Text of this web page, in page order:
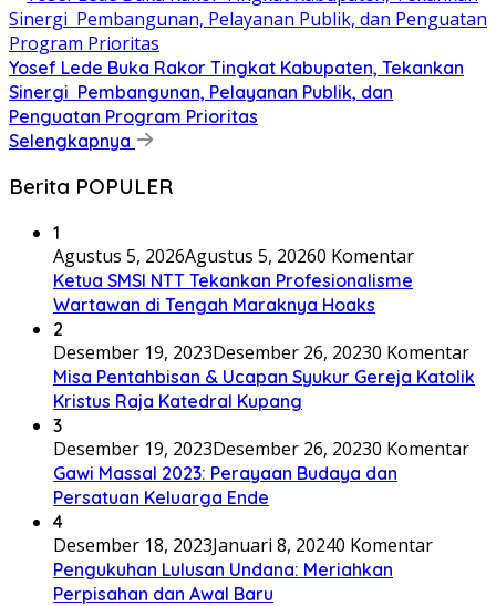
Yosef Lede Buka Rakor Tingkat Kabupaten, Tekankan
Sinergi Pembangunan, Pelayanan Publik, dan
Penguatan Program Prioritas
Selengkapnya
Berita POPULER
1
Agustus 5, 2026Agustus 5, 20260 Komentar
Ketua SMSI NTT Tekankan Profesionalisme
Wartawan di Tengah Maraknya Hoaks
2
Desember 19, 2023Desember 26, 20230 Komentar
Misa Pentahbisan & Ucapan Syukur Gereja Katolik
Kristus Raja Katedral Kupang
3
Desember 19, 2023Desember 26, 20230 Komentar
Gawi Massal 2023: Perayaan Budaya dan
Persatuan Keluarga Ende
4
Desember 18, 2023Januari 8, 20240 Komentar
Pengukuhan Lulusan Undana: Meriahkan
Perpisahan dan Awal Baru